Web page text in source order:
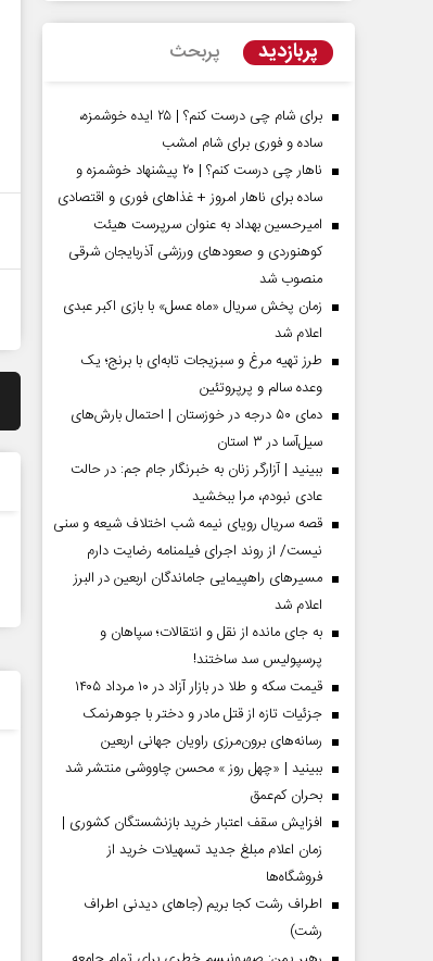
پربازدید پربحث
برای شام چی درست کنم؟ | ۲۵ ایده خوشمزه،
ساده و فوری برای شام امشب
ناهار چی درست کنم؟ | ۲۰ پیشنهاد خوشمزه و
ساده برای ناهار امروز + غذاهای فوری و اقتصادی
امیرحسین بهداد به عنوان سرپرست هیئت
کوهنوردی و صعودهای ورزشی آذربایجان شرقی
منصوب شد
زمان پخش سریال «ماه عسل» با بازی اکبر عبدی
اعلام شد
طرز تهیه مرغ و سبزیجات تابه‌ای با برنج؛ یک
وعده سالم و پرپروتئین
دمای ۵۰ درجه در خوزستان | احتمال بارش‌های
سیل‌آسا در ۳ استان
ببینید | آزارگر زنان به خبرنگار جام جم: در حالت
عادی نبودم، مرا ببخشید
قصه سریال رویای نیمه شب اختلاف شیعه و سنی
نیست/ از روند اجرای فیلمنامه رضایت دارم
مسیر‌های راهپیمایی جاماندگان اربعین در البرز
اعلام شد
به جای مانده از نقل و انتقالات؛ سپاهان و
پرسپولیس سد ساختند!
قیمت سکه و طلا در بازار آزاد در ۱۰ مرداد ۱۴۰۵
جزئیات تازه از قتل مادر و دختر با جوهرنمک
رسانه‌های برون‌مرزی راویان جهانی اربعین
ببینید | «چهل روز » محسن چاووشی منتشر شد
بحران کم‌عمق
افزایش سقف اعتبار خرید بازنشستگان کشوری |
زمان اعلام مبلغ جدید تسهیلات خرید از
فروشگاه‌ها
اطراف رشت کجا بریم (جاهای دیدنی اطراف
رشت)
صفحات نخست روزنامه ها‌ی یکشنبه ۴ مردادماه